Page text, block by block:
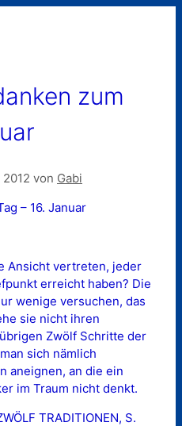
zum
2012 von Gabi
– 16. Januar
Ansicht vertreten, jeder
erreicht haben? Die
wenige versuchen, das
sie nicht ihren
Zwölf Schritte der
sich nämlich
aneignen, an die ein
im Traum nicht denkt.
TRADITIONEN, S.